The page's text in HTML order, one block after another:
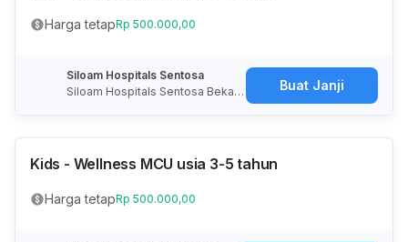
Harga tetapRp 500.000,00
Siloam Hospitals Sentosa
Siloam Hospitals Sentosa Bekasi,
rat, Indonesia
Buat Janji
Kids - Wellness MCU usia 3-5 tahun
Harga tetapRp 500.000,00